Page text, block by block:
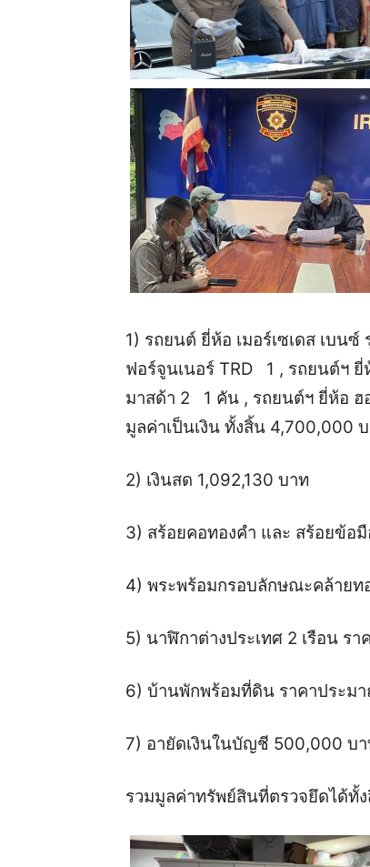
1) รถยนต์ ยี่ห้อ เมอร์เซเดส เบน
ฟอร์จูนเนอร์ TRD 1 , รถยนต์ฯ
มาสด้า 2 1 คัน , รถยนต์ฯ ยี่ห้อ
มูลค่าเป็นเงิน ทั้งสิ้น 4,700,000
2) เงินสด 1,092,130 บาท
3) สร้อยคอทองคำ และ สร้อยข้อ
4) พระพร้อมกรอบลักษณะคล้าย
5) นาฬิกาต่างประเทศ 2 เรือน ร
6) บ้านพักพร้อมที่ดิน ราคาประม
7) อายัดเงินในบัญชี 500,000 บ
รวมมูลค่าทรัพย์สินที่ตรวจยึดได้ทั้ง